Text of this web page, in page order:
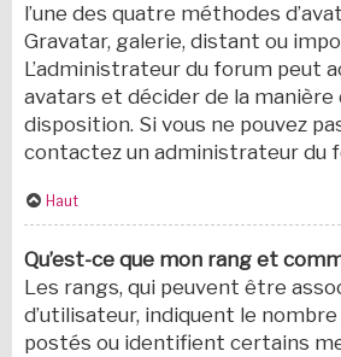
l’une des quatre méthodes
Gravatar, galerie, distant ou
L’administrateur du forum peut
avatars et décider de la
disposition. Si vous ne pouvez
contactez un administrateur du
Haut
Qu’est-ce que mon rang et
Les rangs, qui peuvent être
d’utilisateur, indiquent le
postés ou identifient certains